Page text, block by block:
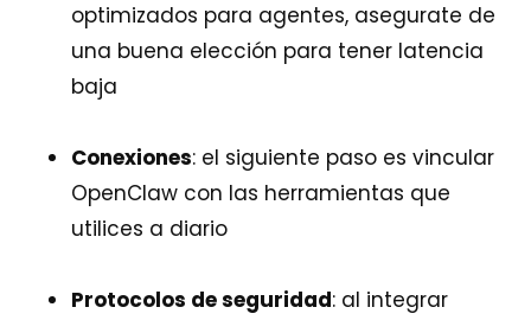
optimizados para agentes, asegurate de
una buena elección para tener latencia
baja
Conexiones: el siguiente paso es vincular
OpenClaw con las herramientas que
utilices a diario
Protocolos de seguridad: al integrar